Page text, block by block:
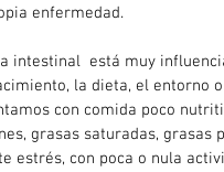
enfermedad.
intestinal  está muy
la dieta, el entorno
con comida poco
grasas saturadas, grasas
estrés, con poca o nula